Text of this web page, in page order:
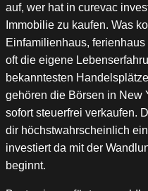
auf, wer hat in curevac
Immobilie zu kaufen. Was
Einfamilienhaus,
oft die eigene
bekanntesten
gehören die Börsen in New
sofort steuerfrei verkaufen.
dir höchstwahrscheinlich
investiert da mit der
beginnt.